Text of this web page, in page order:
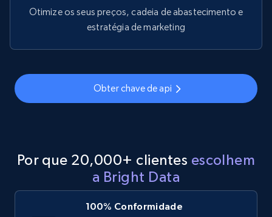
IsListingClaimedByCurrentSignedInUser,
IsCurrentSignedInAgentResponsible, Bedrooms,
type and status
Zpid, City, State, HomeStatus, Address,
IsListingClaimedByCurrentSignedInUser,
IsCurrentSignedInAgentResponsible, Bedrooms,
Otimize os seus preços, cadeia de abastecimento e
estratégia de marketing
Obter chave de api
Por que 20,000+ clientes escolhem
a Bright Data
100% Conformidade